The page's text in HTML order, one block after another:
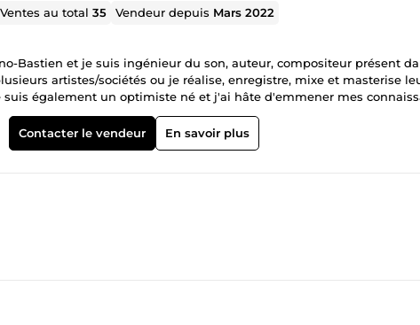
Ventes au total35 Vendeur depuis Mars 2022
Bastien et je suis ingénieur du son, auteur, compositeur présent
artistes/sociétés ou je réalise, enregistre, mixe et masterise
également un optimiste né et j'ai hâte d'emmener mes
la ou vous desirez :) Mes services : -Je suis chanteur -
-Mastering -Autotune sur vos voix
Contacter le vendeur En savoir plus